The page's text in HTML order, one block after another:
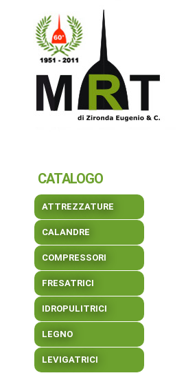
CATALOGO
ATTREZZATURE
CALANDRE
COMPRESSORI
FRESATRICI
IDROPULITRICI
LEGNO
LEVIGATRICI